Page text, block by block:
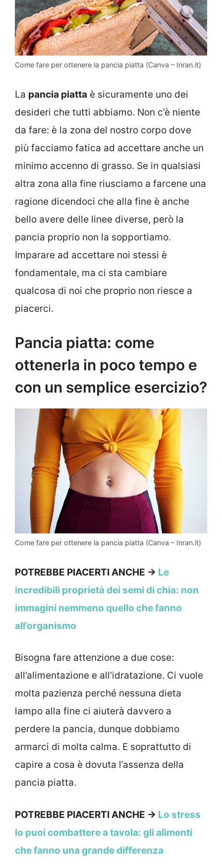
Come fare per ottenere la pancia piatta (Canva – Inran.it)
La pancia piatta è sicuramente uno dei
desideri che tutti abbiamo. Non c’è niente
da fare: è la zona del nostro corpo dove
più facciamo fatica ad accettare anche un
minimo accenno di grasso. Se in qualsiasi
altra zona alla fine riusciamo a farcene una
ragione dicendoci che alla fine è anche
bello avere delle linee diverse, però la
pancia proprio non la sopportiamo.
Imparare ad accettare noi stessi è
fondamentale, ma ci sta cambiare
qualcosa di noi che proprio non riesce a
piacerci.
Pancia piatta: come
ottenerla in poco tempo e
con un semplice esercizio?
Come fare per ottenere la pancia piatta (Canva – Inran.it)
POTREBBE PIACERTI ANCHE → Le
incredibili proprietà dei semi di chia: non
immagini nemmeno quello che fanno
all’organismo
Bisogna fare attenzione a due cose:
all’alimentazione e all’idratazione. Ci vuole
molta pazienza perché nessuna dieta
lampo alla fine ci aiuterà davvero a
perdere la pancia, dunque dobbiamo
armarci di molta calma. E soprattutto di
capire a cosa è dovuta l’assenza della
pancia piatta.
POTREBBE PIACERTI ANCHE → Lo stress
lo puoi combattere a tavola: gli alimenti
che fanno una grande differenza